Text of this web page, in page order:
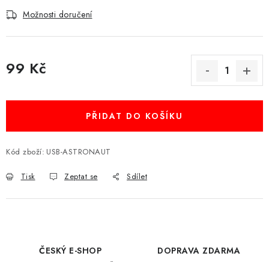
Možnosti doručení
99 Kč
PŘIDAT DO KOŠÍKU
Kód zboží: USB-ASTRONAUT
Tisk Zeptat se Sdílet
ČESKÝ E-SHOP DOPRAVA ZDARMA